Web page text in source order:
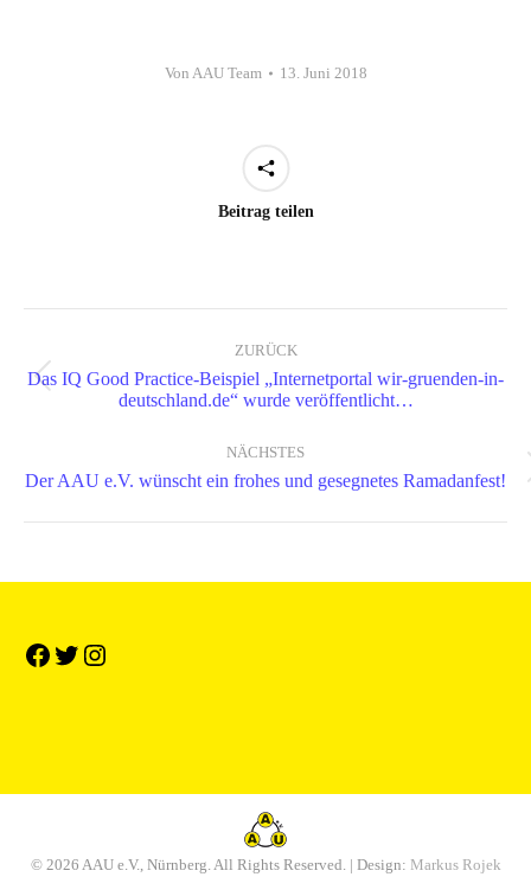
Von AAU Team 13. Juni 2018
Beitrag teilen
ZURÜCK
Vorheriger
Beitrag:
Das IQ Good Practice-Beispiel „Internetportal wir-gruenden-in-
deutschland.de“ wurde veröffentlicht…
NÄCHSTES
Nächster
Beitrag:
Der AAU e.V. wünscht ein frohes und gesegnetes Ramadanfest!
© 2026 AAU e.V., Nürnberg. All Rights Reserved. | Design: Markus Rojek